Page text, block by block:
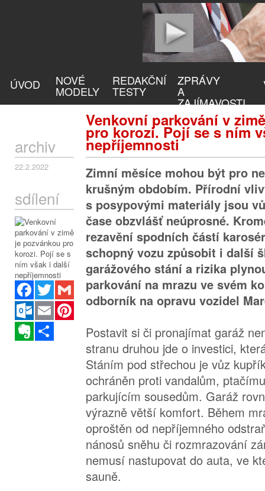
ÚVOD NOVÉ
MODELY
REDAKČNÍ
TESTY
ZPRÁVY
A
ZAJÍMAVOSTI
Venkovní parkování v
pro korozi. Pojí se s ním
nepříjemnosti
archiv
22.2.2022
sdílení
Facebook
Twitter
Gmail
Outlook.com
Email
Pinterest
Evernote
Zimní měsíce mohou být pro
krušným obdobím. Přírodní
s posypovými materiály jsou
čase obzvlášť neúprosné.
rezavění spodních částí
schopný vozu způsobit i další
garážového stání a rizika
parkování na mrazu ve svém
odborník na opravu vozidel
Postavit si či pronajímat garáž
stranu druhou jde o investici,
Stáním pod střechou je vůz
ochráněn proti vandalům,
parkujícím sousedům. Garáž
výrazně větší komfort. Během
oproštěn od nepříjemného
nánosů sněhu či rozmrazování
nemusí nastupovat do auta, ve
sauně.